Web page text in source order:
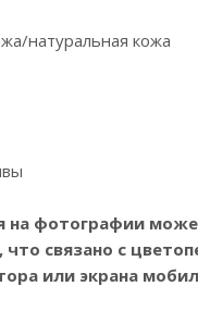
натуральная кожа
на фотографии
что связано с
или экрана